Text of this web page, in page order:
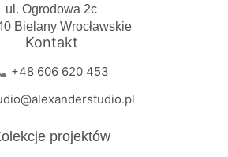
ul. Ogrodowa 2c
Bielany Wrocławskie
Kontakt
+48 606 620 453
projektów